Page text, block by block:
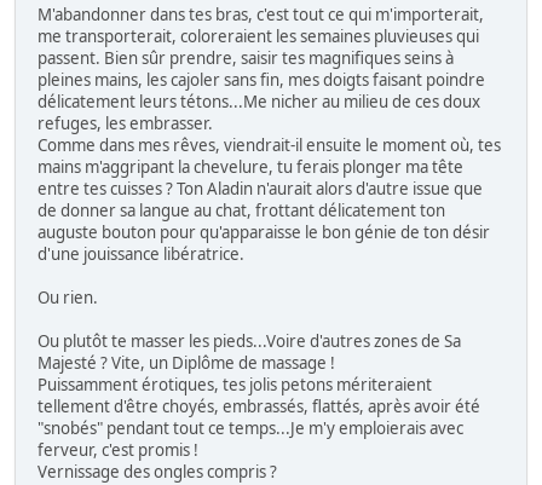
M'abandonner dans tes bras, c'est tout ce qui m'importerait,
me transporterait, coloreraient les semaines pluvieuses qui
passent. Bien sûr prendre, saisir tes magnifiques seins à
pleines mains, les cajoler sans fin, mes doigts faisant poindre
délicatement leurs tétons...Me nicher au milieu de ces doux
refuges, les embrasser.
Comme dans mes rêves, viendrait-il ensuite le moment où, tes
mains m'aggripant la chevelure, tu ferais plonger ma tête
entre tes cuisses ? Ton Aladin n'aurait alors d'autre issue que
de donner sa langue au chat, frottant délicatement ton
auguste bouton pour qu'apparaisse le bon génie de ton désir
d'une jouissance libératrice.
Ou rien.
Ou plutôt te masser les pieds...Voire d'autres zones de Sa
Majesté ? Vite, un Diplôme de massage !
Puissamment érotiques, tes jolis petons mériteraient
tellement d'être choyés, embrassés, flattés, après avoir été
"snobés" pendant tout ce temps...Je m'y emploierais avec
ferveur, c'est promis !
Vernissage des ongles compris ?